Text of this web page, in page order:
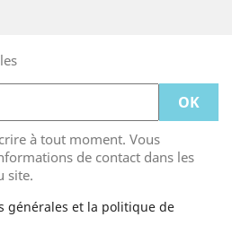
à tout moment. Vous
de contact dans les
site.
générales et la politique de